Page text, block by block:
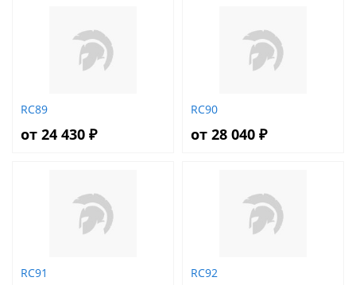
RC89
от 24 430 ₽
RC90
от 28 040 ₽
RC91 RC92